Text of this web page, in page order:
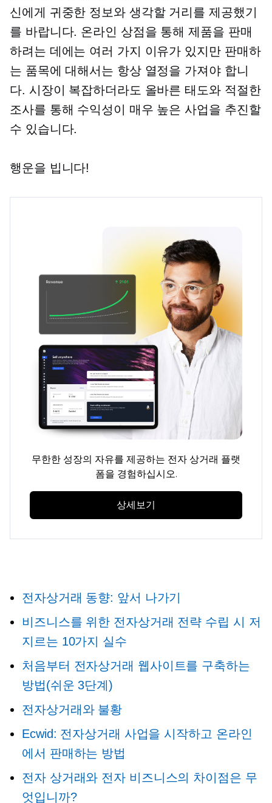
신에게 귀중한 정보와 생각할 거리를 제공했기
를 바랍니다. 온라인 상점을 통해 제품을 판매
하려는 데에는 여러 가지 이유가 있지만 판매하
는 품목에 대해서는 항상 열정을 가져야 합니
다. 시장이 복잡하더라도 올바른 태도와 적절한
조사를 통해 수익성이 매우 높은 사업을 추진할
수 있습니다.
행운을 빕니다!
무한한 성장의 자유를 제공하는 전자 상거래 플랫
폼을 경험하십시오.
상세보기
전자상거래 동향: 앞서 나가기
비즈니스를 위한 전자상거래 전략 수립 시 저
지르는 10가지 실수
처음부터 전자상거래 웹사이트를 구축하는
방법(쉬운 3단계)
전자상거래와 불황
Ecwid: 전자상거래 사업을 시작하고 온라인
에서 판매하는 방법
전자 상거래와 전자 비즈니스의 차이점은 무
엇입니까?